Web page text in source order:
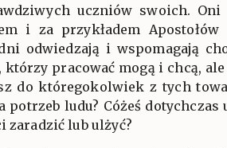
uczniów swoich. Oni
i za przykładem
odwiedzają i wspomagają
pracować mogą i chcą,
do któregokolwiek z tych
ludu? Cóżeś dotychczas
zaradzić lub ulżyć?